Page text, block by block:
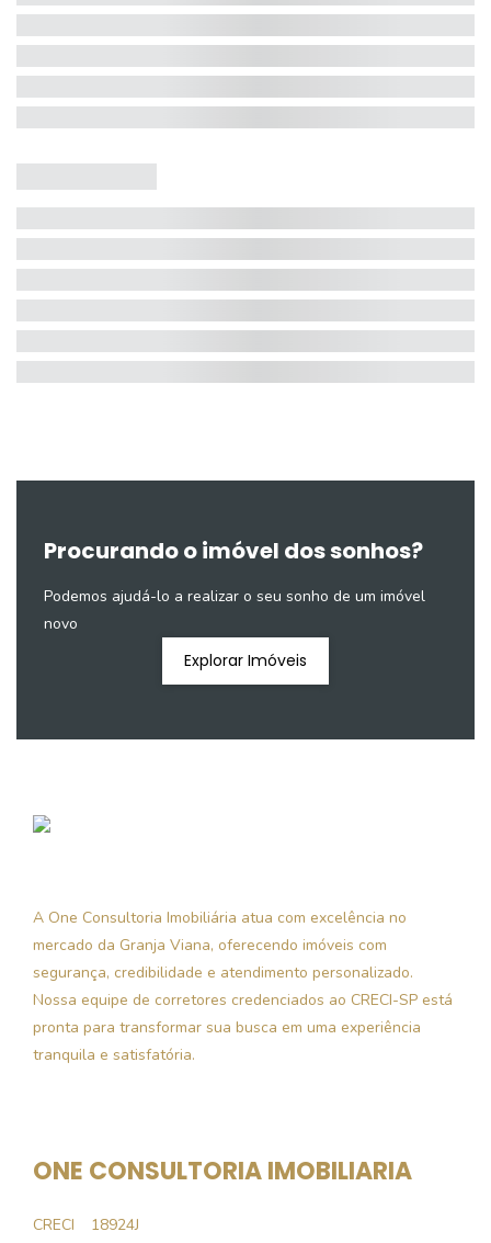
Procurando o imóvel dos sonhos?
Podemos ajudá-lo a realizar o seu sonho de um imóvel
novo
Explorar Imóveis
A One Consultoria Imobiliária atua com excelência no
mercado da Granja Viana, oferecendo imóveis com
segurança, credibilidade e atendimento personalizado.
Nossa equipe de corretores credenciados ao CRECI-SP está
pronta para transformar sua busca em uma experiência
tranquila e satisfatória.
ONE CONSULTORIA IMOBILIARIA
CRECI
18924J